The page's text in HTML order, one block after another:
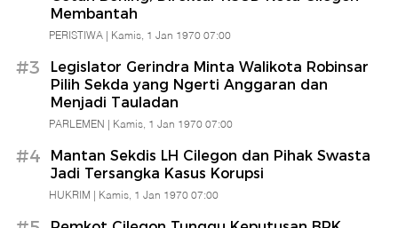
Membantah
PERISTIWA | Kamis, 1 Jan 1970 07:00
#3
Legislator Gerindra Minta Walikota Robinsar
Pilih Sekda yang Ngerti Anggaran dan
Menjadi Tauladan
PARLEMEN | Kamis, 1 Jan 1970 07:00
#4
Mantan Sekdis LH Cilegon dan Pihak Swasta
Jadi Tersangka Kasus Korupsi
HUKRIM | Kamis, 1 Jan 1970 07:00